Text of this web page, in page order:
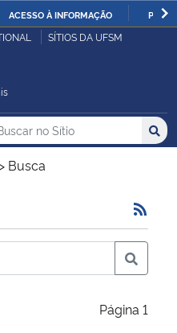
ACESSO À INFORMAÇÃO
SÍTIOS DA UFSM
Sítio no no Sítio
> Busca
Página 1